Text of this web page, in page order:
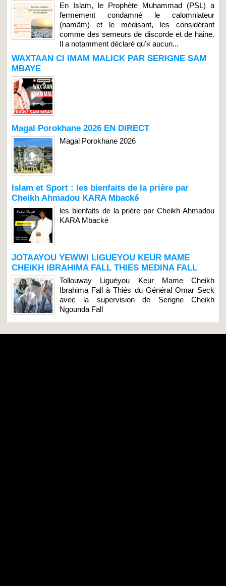
En Islam, le Prophète Muhammad (PSL) a
fermement condamné le calomniateur
(namâm) et le médisant, les considérant
comme des semeurs de discorde et de haine.
Il a notamment déclaré qu'« aucun...
WAXTAAN CI IMAM MALICK PAR SERIGNE SAM
MBAYE
Magal Porokhane 2026 EN DIRECT
Magal Porokhane 2026
Islam et Sport : les bienfaits de la prière par
Cheikh Ahmadou KARA Mbacké
les bienfaits de la prière par Cheikh Ahmadou
KARA Mbacké
JOTAAYOU YEWWI LIGUEYOU KEUR MAME
CHEIKH IBRAHIMA FALL THIES MEDINA FALL
Tollouway Liguéyou Keur Mame Cheikh
Ibrahima Fall à Thiés du Général Omar Seck
avec la supervision de Serigne Cheikh
Ngounda Fall